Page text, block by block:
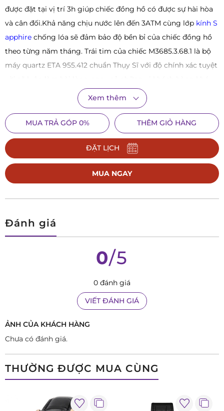
được đặt tại vị trí 3h giúp chiếc đồng hồ có được sự hài hòa
và cân đối.Khả năng chịu nước lên đến 3ATM cùng lớp kính S
apphire chống lóa sẽ đảm bảo độ bền bỉ của chiếc đồng hồ
theo từng năm tháng. Trái tim của chiếc M3685.3.68.1 là bộ
máy quartz ETA 955.412 chuẩn Thụy Sĩ với độ chính xác tuyệt
tính nhất. Bạn là một người luôn tìm kiếm người bạn đồng
hành tin cậy, có thể theo chân bạn tới bất kỳ nơi đâu? Chiếc
đồng hồ Mido này là một gợi ý tuyệt vời dành cho bạn. Hãy
đếnGallengay để có thể trải nghiệm và sở hữu ngay tuyệt
phẩm này nhé
bạn tin cậy
Xem thêm:Phân biệt đồng hồ MIDO thật giả chính xác
Xem thêm:Những lưu ý quan trọng khi chọn mua đồn
Xem thêm
MUA TRẢ GÓP 0% THÊM GIỎ HÀNG
ĐẶT LỊCH
MUA NGAY
Đánh giá
0/5
0 đánh giá
VIẾT ĐÁNH GIÁ
ẢNH CỦA KHÁCH HÀNG
Chưa có đánh giá.
THƯỜNG ĐƯỢC MUA CÙNG